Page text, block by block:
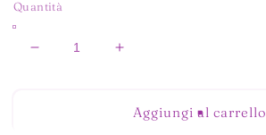
Quantità
Diminuisci
Aumenta
E0006
Aggiungi al carrello